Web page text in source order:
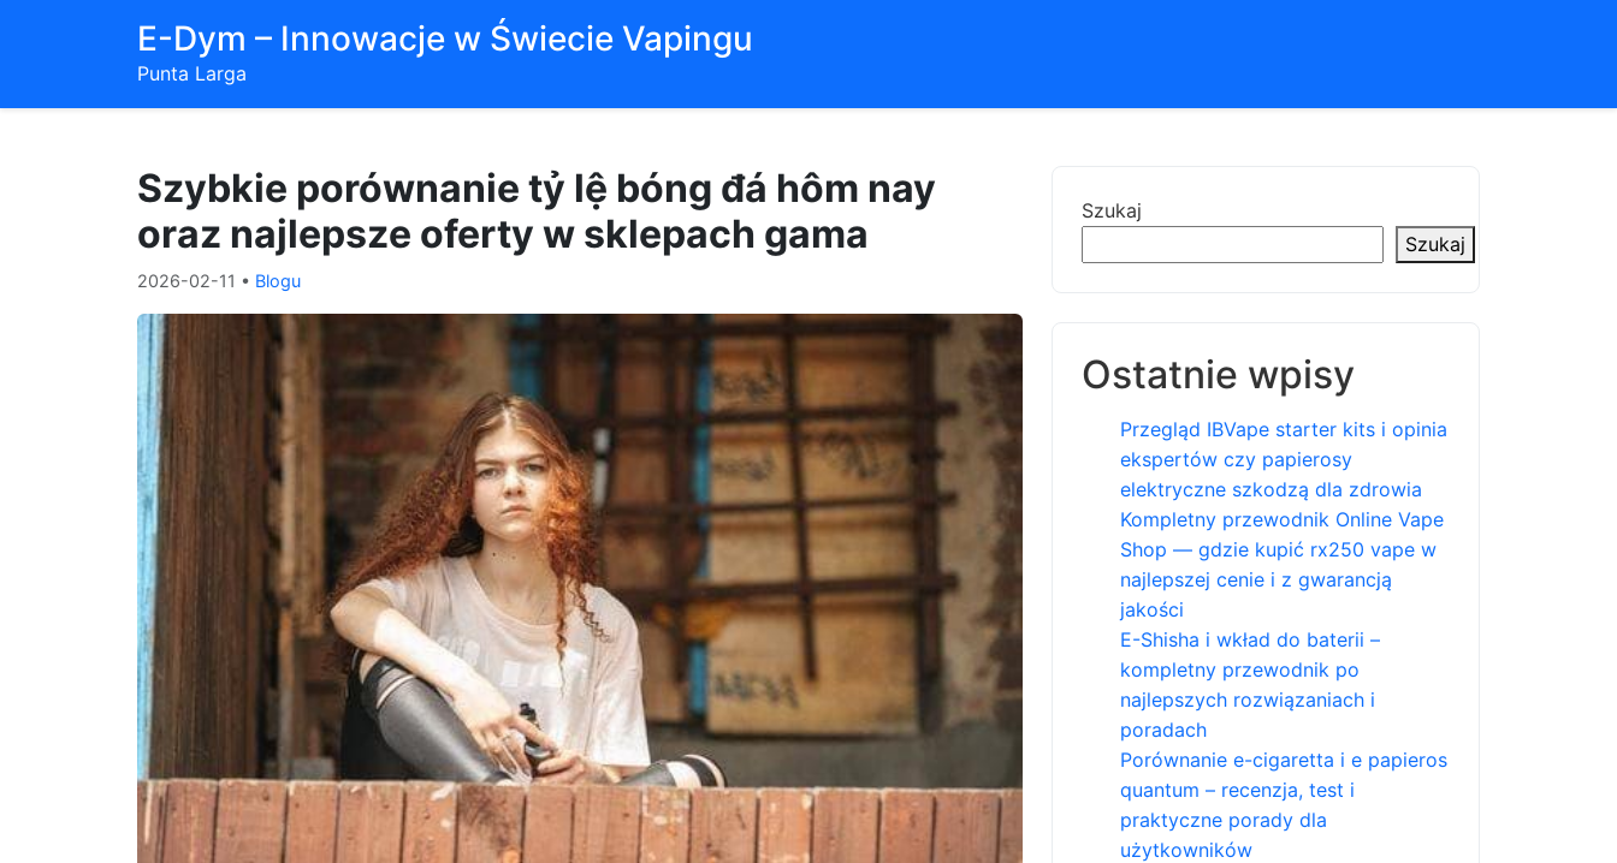
E-Dym – Innowacje w Świecie Vapingu
Punta Larga
Szybkie porównanie tỷ lệ bóng đá hôm nay
oraz najlepsze oferty w sklepach gama
2026-02-11 • Blogu
Szukaj
Szukaj
Ostatnie wpisy
Przegląd IBVape starter kits i opinia
ekspertów czy papierosy
elektryczne szkodzą dla zdrowia
Kompletny przewodnik Online Vape
Shop — gdzie kupić rx250 vape w
najlepszej cenie i z gwarancją
jakości
E-Shisha i wkład do baterii –
kompletny przewodnik po
najlepszych rozwiązaniach i
poradach
Porównanie e-cigaretta i e papieros
quantum – recenzja, test i
praktyczne porady dla
użytkowników